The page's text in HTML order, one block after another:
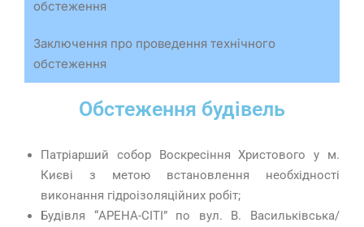
обстеження
Заключення про проведення технічного
обстеження
Обстеження будівель
Патріарший собор Воскресіння Христового у м.
Києві з метою встановлення необхідності
виконання гідроізоляційних робіт;
Будівля “АРЕНА-СІТІ” по вул. В. Васильківська/